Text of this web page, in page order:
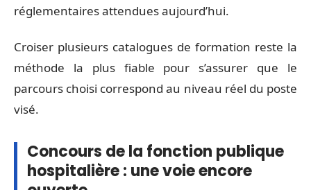
réglementaires attendues aujourd’hui.
Croiser plusieurs catalogues de formation reste la
méthode la plus fiable pour s’assurer que le
parcours choisi correspond au niveau réel du poste
visé.
Concours de la fonction publique
hospitalière : une voie encore